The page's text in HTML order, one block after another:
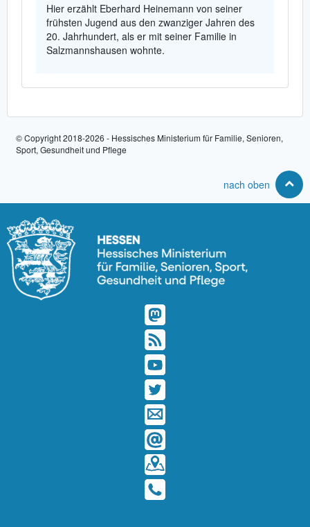
Hier erzählt Eberhard Heinemann von seiner
frühsten Jugend aus den zwanziger Jahren des
20. Jahrhundert, als er mit seiner Familie in
Salzmannshausen wohnte.
© Copyright 2018-2026 - Hessisches Ministerium für Familie, Senioren,
Sport, Gesundheit und Pflege
nach oben